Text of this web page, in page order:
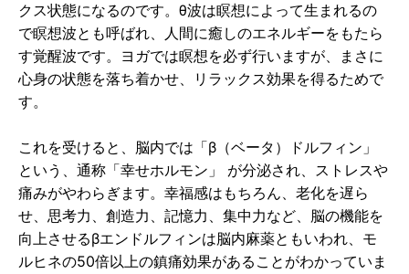
クス状態になるのです。θ波は瞑想によって生まれるの
で瞑想波とも呼ばれ、人間に癒しのエネルギーをもたら
す覚醒波です。ヨガでは瞑想を必ず行いますが、まさに
心身の状態を落ち着かせ、リラックス効果を得るためで
す。
これを受けると、脳内では「β（ベータ）ドルフィン」
という、通称「幸せホルモン」 が分泌され、ストレスや
痛みがやわらぎます。幸福感はもちろん、老化を遅ら
せ、思考力、創造力、記憶力、集中力など、脳の機能を
向上させるβエンドルフィンは脳内麻薬ともいわれ、モ
ルヒネの50倍以上の鎮痛効果があることがわかっていま